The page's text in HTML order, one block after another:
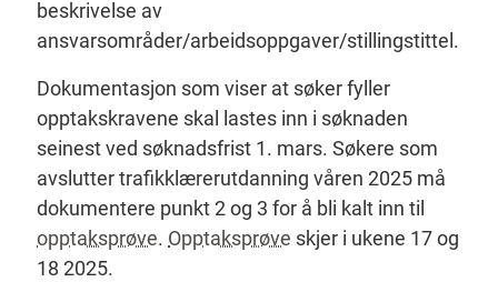
beskrivelse av
ansvarsområder/arbeidsoppgaver/stillingstittel.
Dokumentasjon som viser at søker fyller
opptakskravene skal lastes inn i søknaden
seinest ved søknadsfrist 1. mars. Søkere som
avslutter trafikklærerutdanning våren 2025 må
dokumentere punkt 2 og 3 for å bli kalt inn til
opptaksprøve. Opptaksprøve skjer i ukene 17 og
18 2025.